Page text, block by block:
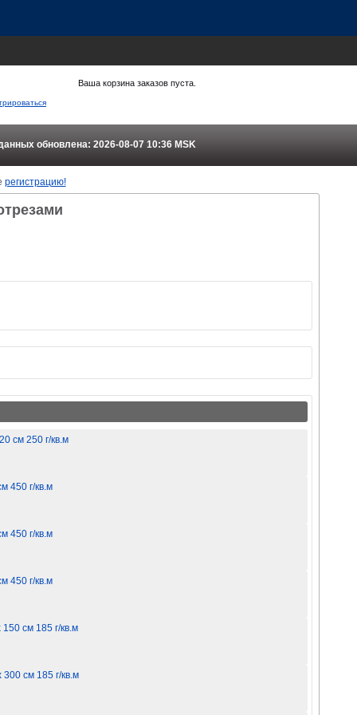
Ваша корзина заказов пуста.
обновлена: 2026-08-07 10:36 MSK
регистрацию!
см 250 г/кв.м
450 г/кв.м
450 г/кв.м
450 г/кв.м
см 185 г/кв.м
см 185 г/кв.м